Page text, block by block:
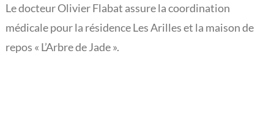
L’actualité du Rouveroy
Le docteur Olivier Flabat assure la coordination
médicale pour la résidence Les Arilles et la maison de
repos « L’Arbre de Jade ».